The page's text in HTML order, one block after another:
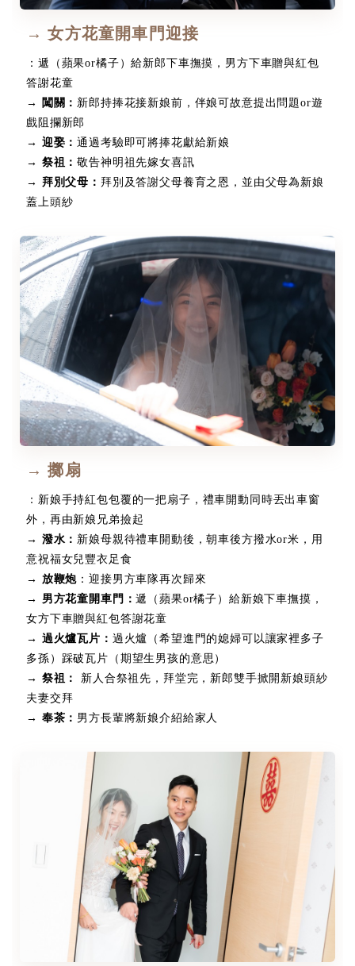
→ 女方花童開車門迎接
：遞（蘋果or橘子）給新郎下車撫摸，男方下車贈與紅包
答謝花童
→ 闖關： 新郎持捧花接新娘前，伴娘可故意提出問題or遊
戲阻攔新郎
→ 迎娶：通過考驗即可將捧花獻給新娘
→ 祭祖：敬告神明祖先嫁女喜訊
→ 拜別父母： 拜別及答謝父母養育之恩，並由父母為新娘
蓋上頭紗
→ 擲扇
：新娘手持紅包包覆的一把扇子，禮車開動同時丟出車窗
外，再由新娘兄弟撿起
→ 潑水： 新娘母親待禮車開動後，朝車後方撥水or米，用
意祝福女兒豐衣足食
→ 放鞭炮 ：迎接男方車隊再次歸來
→ 男方花童開車門：遞（蘋果or橘子）給新娘下車撫摸，
女方下車贈與紅包答謝花童
→ 過火爐瓦片： 過火爐（希望進門的媳婦可以讓家裡多子
多孫）踩破瓦片（期望生男孩的意思）
→ 祭祖：
新人合祭祖先，拜堂完，新郎雙手掀開新娘頭紗
夫妻交拜
→ 奉茶： 男方長輩將新娘介紹給家人